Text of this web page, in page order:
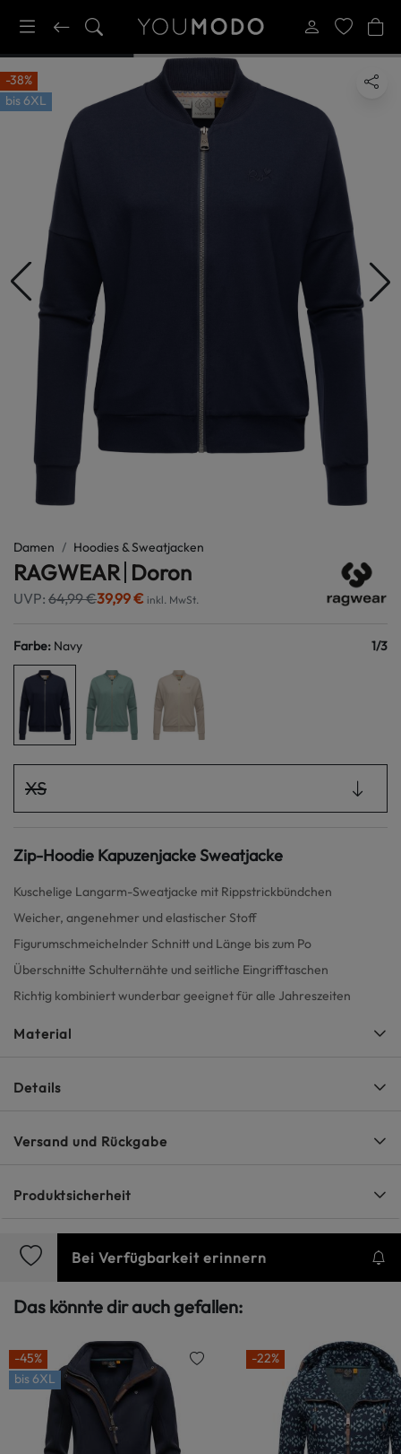
-38%
bis6XL
Damen Hoodies & Sweatjacken
RAGWEAR Doron
UVP: 64,99 €39,99 € inkl. MwSt.
Farbe: Navy 1/3
XS
Zip-Hoodie Kapuzenjacke Sweatjacke
Kuschelige Langarm-Sweatjacke mit Rippstrickbündchen
Weicher, angenehmer und elastischer Stoff
Figurumschmeichelnder Schnitt und Länge bis zum Po
Überschnitte Schulternähte und seitliche Eingrifftaschen
Richtig kombiniert wunderbar geeignet für alle Jahreszeiten
Material
Details
Versand und Rückgabe
Produktsicherheit
Bei Verfügbarkeit erinnern
Das könnte dir auch gefallen:
-45%
bis6XL
-22%